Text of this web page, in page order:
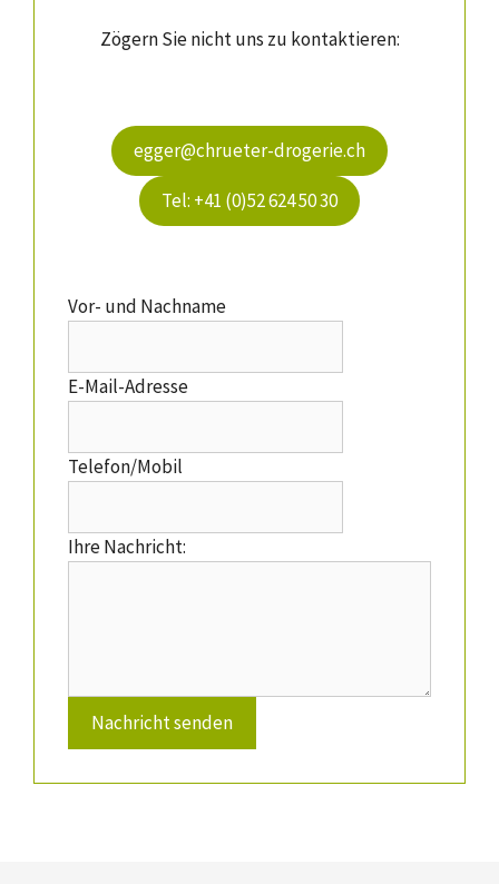
Zögern Sie nicht uns zu kontaktieren:
egger@chrueter-drogerie.ch
Tel: +41 (0)52 624 50 30
Vor- und Nachname
E-Mail-Adresse
Telefon/Mobil
Ihre Nachricht:
Nachricht senden